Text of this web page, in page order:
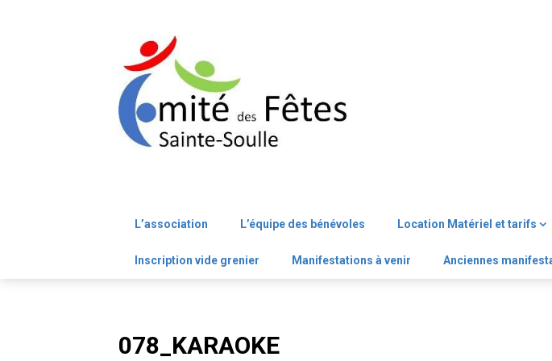
L’association L’équipe des bénévoles Location Matériel et tarifs
Inscription vide grenier Manifestations à venir Anciennes
078_KARAOKE